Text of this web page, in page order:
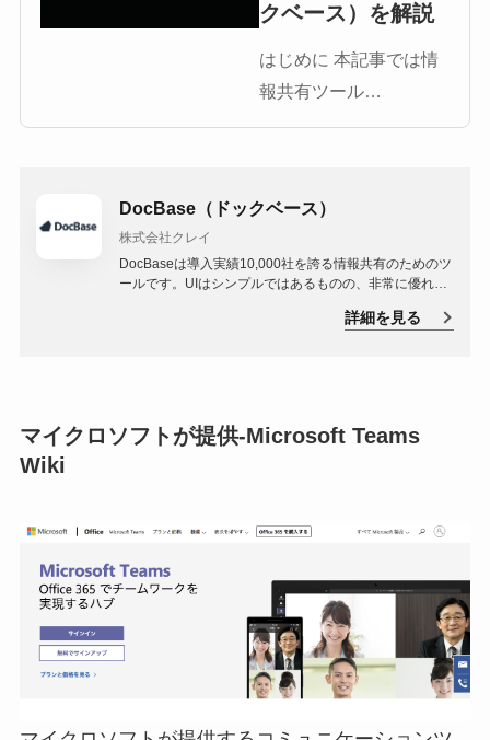
クベース）を解説
はじめに 本記事では情
報共有ツール
DocBase（ドックベー
数多く開発・リリース
しもコロナ禍のリモー
トワークに最適化され
DocBase（ドックベース）
株式会社クレイ
DocBaseは導入実績10,000社を誇る情報共有のためのツ
ールです。UIはシンプルではあるものの、非常に優れた
を使えば、1つのメモを最大10人まで同時に編集でき、
詳細を見る
マイクロソフトが提供-Microsoft Teams
Wiki